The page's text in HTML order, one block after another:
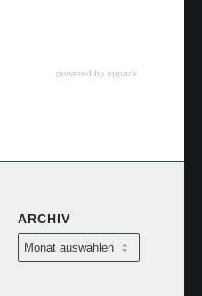
powered by appack.de
ARCHIV